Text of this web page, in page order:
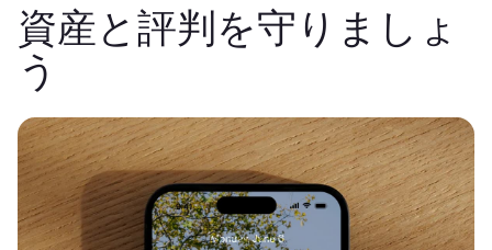
資産と評判を守りましょ
う